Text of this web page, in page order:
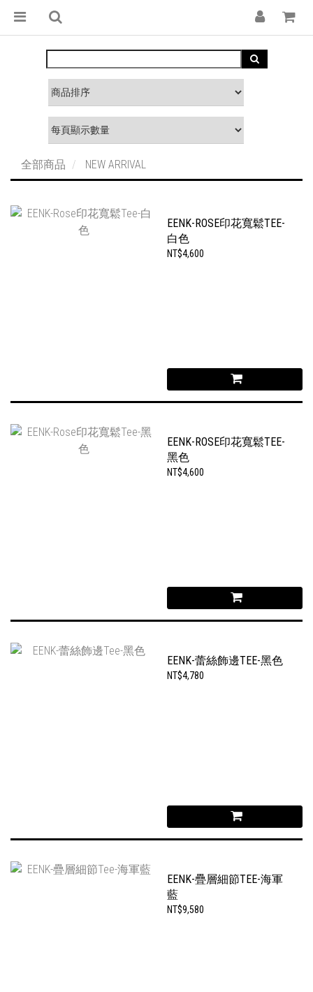
全部商品 NEW ARRIVAL
EENK-ROSE印花寬鬆TEE-
白色
NT$4,600
EENK-ROSE印花寬鬆TEE-
黑色
NT$4,600
EENK-蕾絲飾邊TEE-黑色
NT$4,780
EENK-疊層細節TEE-海軍
藍
NT$9,580